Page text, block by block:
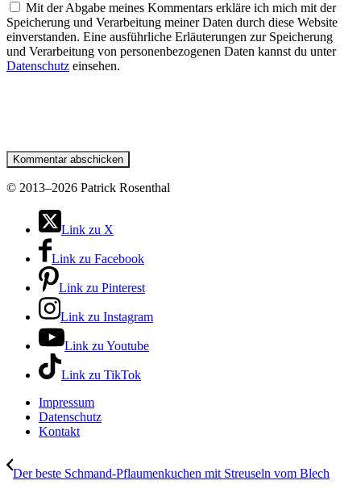
Mit der Abgabe meines Kommentars erkläre ich mich mit der
Speicherung und Verarbeitung meiner Daten durch diese Website
einverstanden. Eine ausführliche Erläuterungen zur Speicherung
und Verarbeitung von personenbezogenen Daten kannst du unter
Datenschutz einsehen.
© 2013–2026 Patrick Rosenthal
Link zu X
Link zu Facebook
Link zu Pinterest
Link zu Instagram
Link zu Youtube
Link zu TikTok
Impressum
Datenschutz
Kontakt
Der beste Schmand-Pflaumenkuchen mit Streuseln vom Blech